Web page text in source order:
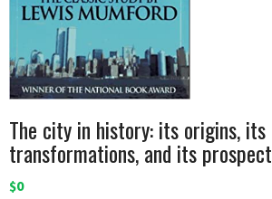
The city in history: its origins, its
transformations, and its prospect
$0